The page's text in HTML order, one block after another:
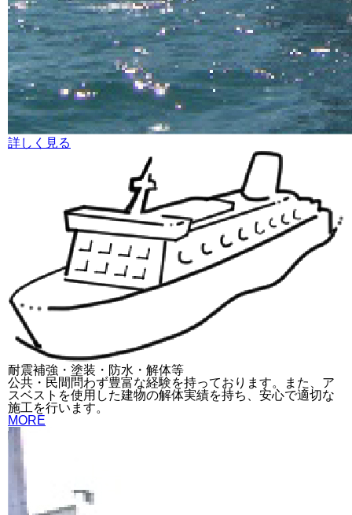
詳しく見る
耐震補強・塗装・防水・解体等
公共・民間問わず豊富な経験を持っております。また、ア
スベストを使用した建物の解体実績を持ち、安心で適切な
施工を行います。
MORE